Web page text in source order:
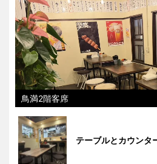
鳥満2階客席
テーブルとカウンタ